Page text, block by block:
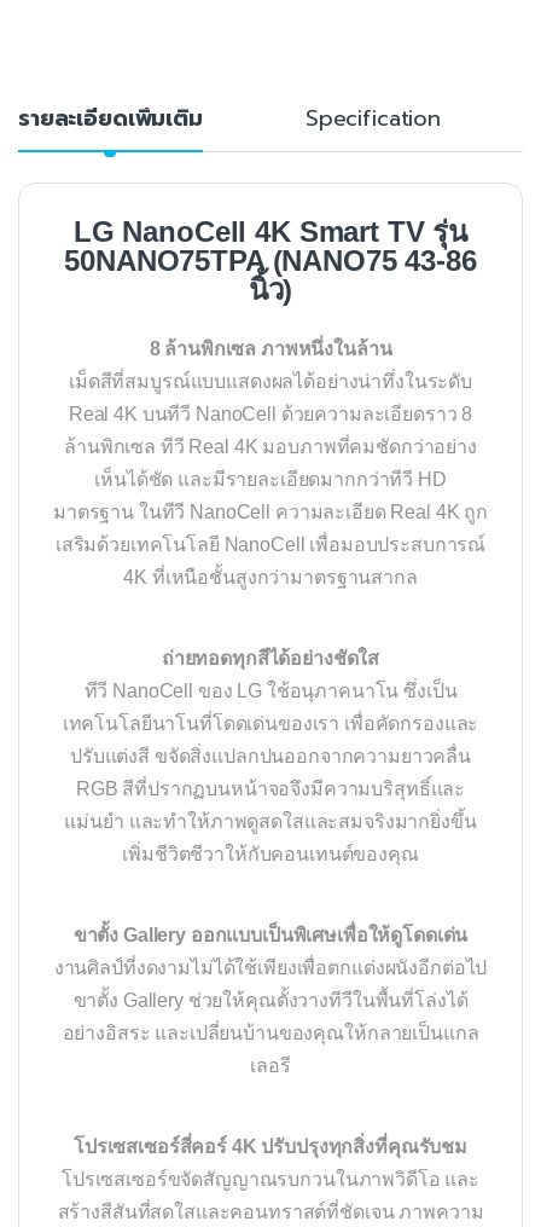
รายละเอียดเพิ่มเติม Specification
LG NanoCell 4K Smart TV รุ่น
50NANO75TPA (NANO75 43-86
นิ้ว)
8 ล้านพิกเซล ภาพหนึ่งในล้าน
เม็ดสีที่สมบูรณ์แบบแสดงผลได้อย่างน่าทึ่งในระดับ
Real 4K บนทีวี NanoCell ด้วยความละเอียดราว 8
ล้านพิกเซล ทีวี Real 4K มอบภาพที่คมชัดกว่าอย่าง
เห็นได้ชัด และมีรายละเอียดมากกว่าทีวี HD
มาตรฐาน ในทีวี NanoCell ความละเอียด Real 4K ถูก
เสริมด้วยเทคโนโลยี NanoCell เพื่อมอบประสบการณ์
4K ที่เหนือชั้นสูงกว่ามาตรฐานสากล
ถ่ายทอดทุกสีได้อย่างชัดใส
ทีวี NanoCell ของ LG ใช้อนุภาคนาโน ซึ่งเป็น
เทคโนโลยีนาโนที่โดดเด่นของเรา เพื่อคัดกรองและ
ปรับแต่งสี ขจัดสิ่งแปลกปนออกจากความยาวคลื่น
RGB สีที่ปรากฏบนหน้าจอจึงมีความบริสุทธิ์และ
แม่นยำ และทำให้ภาพดูสดใสและสมจริงมากยิ่งขึ้น
เพิ่มชีวิตชีวาให้กับคอนเทนต์ของคุณ
ขาตั้ง Gallery ออกแบบเป็นพิเศษเพื่อให้ดูโดดเด่น
งานศิลป์ที่งดงามไม่ได้ใช้เพียงเพื่อตกแต่งผนังอีกต่อไป
ขาตั้ง Gallery ช่วยให้คุณตั้งวางทีวีในพื้นที่โล่งได้
อย่างอิสระ และเปลี่ยนบ้านของคุณให้กลายเป็นแกล
เลอรี
โปรเซสเซอร์สี่คอร์ 4K ปรับปรุงทุกสิ่งที่คุณรับชม
โปรเซสเซอร์ขจัดสัญญาณรบกวนในภาพวิดีโอ และ
สร้างสีสันที่สดใสและคอนทราสต์ที่ชัดเจน ภาพความ